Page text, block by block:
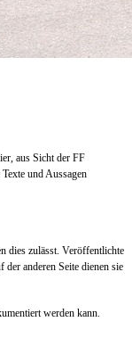
aus Sicht der FF
und Aussagen
dies zulässt. Veröffentlichte
der anderen Seite dienen sie
werden kann.